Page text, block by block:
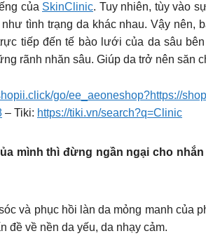
của SkinClinic. Tuy nhiên, tùy vào
tình trạng da khác nhau. Vậy nên,
tiếp đến tế bào lưới của da sâu
rãnh nhăn sâu. Giúp da trở nên săn
go/ee_aeoneshop?https://
– Tiki: https://tiki.vn/search?q=Clinic
mình thì đừng ngần ngại cho
và phục hồi làn da mỏng manh của
đề về nền da yếu, da nhạy cảm.